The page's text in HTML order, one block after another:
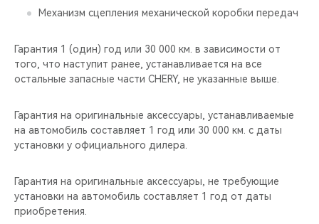
Механизм сцепления механической коробки передач
Гарантия 1 (один) год или 30 000 км. в зависимости от
того, что наступит ранее, устанавливается на все
остальные запасные части CHERY, не указанные выше.
Гарантия на оригинальные аксессуары, устанавливаемые
на автомобиль составляет 1 год или 30 000 км. с даты
установки у официального дилера.
Гарантия на оригинальные аксессуары, не требующие
установки на автомобиль составляет 1 год от даты
приобретения.